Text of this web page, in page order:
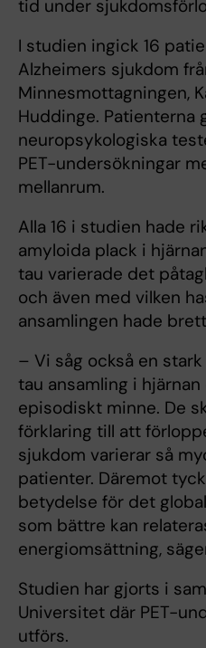
tid under
I studien ingick 16
Alzheimers sjukdom
Minnesmottagningen,
Huddinge. Patienterna
neuropsykologiska
PET-undersökningar
mellanrum.
Alla 16 i studien hade
amyloida plack i
tau varierade det
och även med vilken
ansamlingen hade
– Vi såg också en
tau ansamling i
episodiskt minne. De
förklaring till att
sjukdom varierar så
patienter. Däremot
betydelse för det
som bättre kan
energiomsättning,
Studien har gjorts i
Universitet där PET-
utförs.